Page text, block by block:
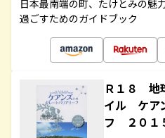
日本最南端の町、たけとみの魅
過ごすためのガイドブック
Ｒ１８ 地
イル ケア
フ ２０１